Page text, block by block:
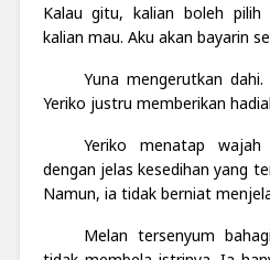
Kalau gitu, kalian boleh
kalian mau. Aku akan bayarin
Yuna mengerutkan
Yeriko justru memberikan
Yeriko menatap
dengan jelas kesedihan yang
Namun, ia tidak berniat
Melan tersenyum